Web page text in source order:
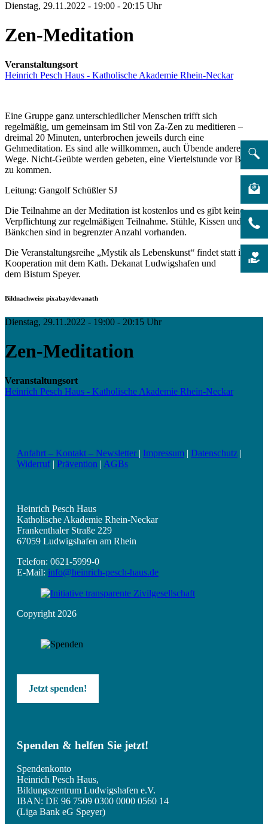
Dienstag, 29.11.2022 - 19:00 - 20:15 Uhr
Zen-Meditation
Veranstaltungsort
Heinrich Pesch Haus - Katholische Akademie Rhein-Neckar
Eine Gruppe ganz unterschiedlicher Menschen trifft sich
regelmäßig, um gemeinsam im Stil von Za-Zen zu meditieren –
dreimal 20 Minuten, unterbrochen jeweils durch eine
Gehmeditation. Es sind alle willkommen, auch Übende anderer
Wege. Nicht-Geübte werden gebeten, eine Viertelstunde vor Beginn
zu kommen.
Leitung: Gangolf Schüßler SJ
Die Teilnahme an der Meditation ist kostenlos und es gibt keine
Verpflichtung zur regelmäßigen Teilnahme. Stühle, Kissen und
Bänkchen sind in begrenzter Anzahl vorhanden.
Die Veranstaltungsreihe „Mystik als Lebenskunst“ findet statt in
Kooperation mit dem Kath. Dekanat Ludwigshafen und
dem Bistum Speyer.
Bildnachweis: pixabay/devanath
Dienstag, 29.11.2022 - 19:00 - 20:15 Uhr
Zen-Meditation
Veranstaltungsort
Heinrich Pesch Haus - Katholische Akademie Rhein-Neckar
Anfahrt – Kontakt – Newsletter | Impressum | Datenschutz |
Widerruf| Prävention | AGBs
Heinrich Pesch Haus
Katholische Akademie Rhein-Neckar
Frankenthaler Straße 229
67059 Ludwigshafen am Rhein
Telefon: 0621-5999-0
E-Mail: info@heinrich-pesch-haus.de
Copyright 2026
Jetzt spenden!
Spenden & helfen Sie jetzt!
Spendenkonto
Heinrich Pesch Haus,
Bildungszentrum Ludwigshafen e.V.
IBAN: DE 96 7509 0300 0000 0560 14
(Liga Bank eG Speyer)